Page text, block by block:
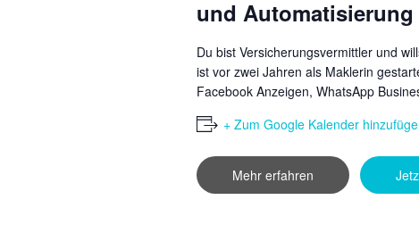
und Automatisierung
Du bist Versicherungsvermittler und
ist vor zwei Jahren als Maklerin
Facebook Anzeigen, WhatsApp
+ Zum Google Kalender
Mehr erfahren